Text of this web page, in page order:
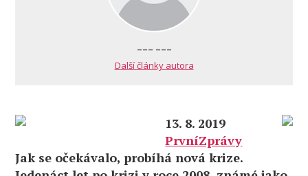
--- ---
Další články autora
13. 8. 2019
PrvníZprávy
Jak se očekávalo, probíhá nová krize.